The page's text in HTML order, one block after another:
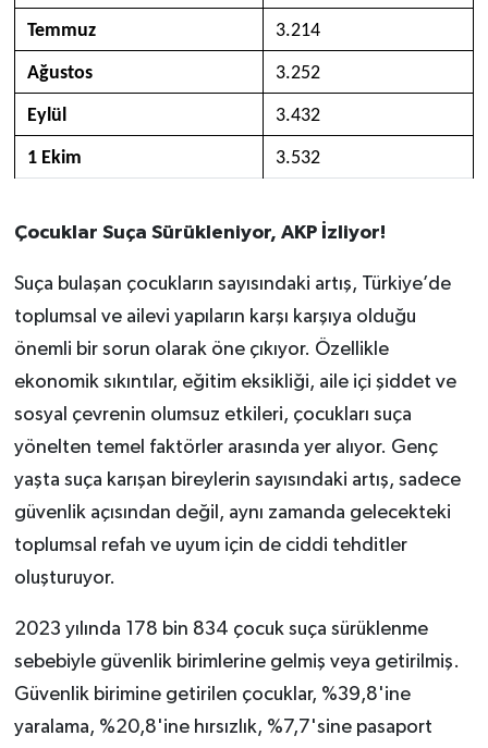
Temmuz 3.214
Ağustos 3.252
Eylül 3.432
1 Ekim 3.532
Çocuklar Suça Sürükleniyor, AKP İzliyor!
Suça bulaşan çocukların sayısındaki artış, Türkiye’de
toplumsal ve ailevi yapıların karşı karşıya olduğu
önemli bir sorun olarak öne çıkıyor. Özellikle
ekonomik sıkıntılar, eğitim eksikliği, aile içi şiddet ve
sosyal çevrenin olumsuz etkileri, çocukları suça
yönelten temel faktörler arasında yer alıyor. Genç
yaşta suça karışan bireylerin sayısındaki artış, sadece
güvenlik açısından değil, aynı zamanda gelecekteki
toplumsal refah ve uyum için de ciddi tehditler
oluşturuyor.
2023 yılında 178 bin 834 çocuk suça sürüklenme
sebebiyle güvenlik birimlerine gelmiş veya getirilmiş.
Güvenlik birimine getirilen çocuklar, %39,8'ine
yaralama, %20,8'ine hırsızlık, %7,7'sine pasaport